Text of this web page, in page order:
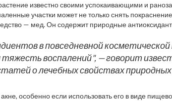
Например, чайное дерево — одно из
и бороться с бактериями, вызывающими
известно своими успокаивающими и
участки может не только снять
— мед. Он содержит природные
увлажнить кожу, очистить поры и
в повседневной
воспалений", — говорит
о лечебных свойствах
особенно если использовать его в виде